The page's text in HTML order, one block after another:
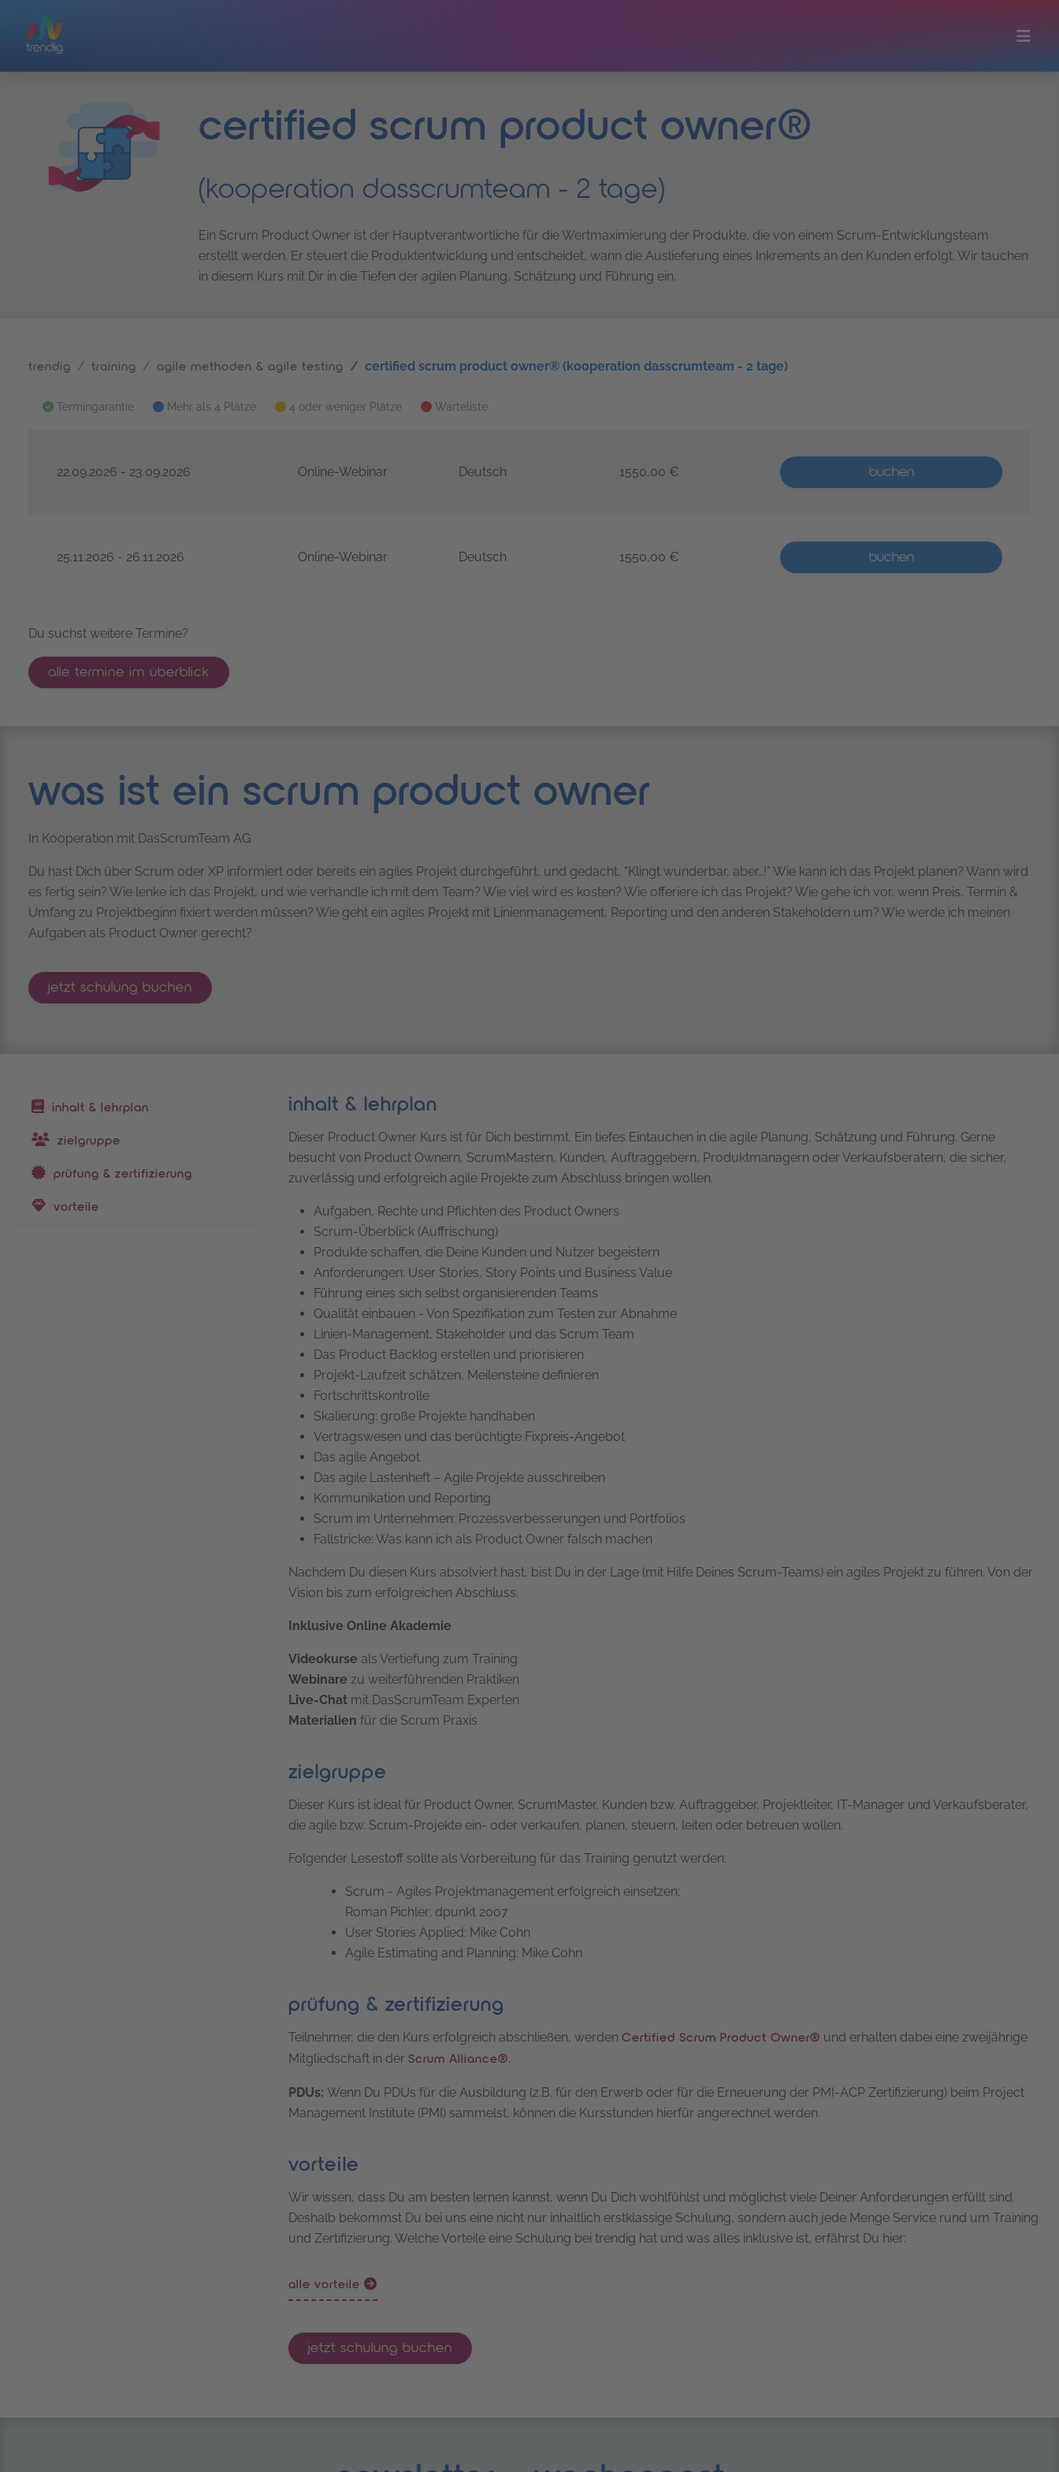
certified scrum product owner®
(kooperation dasscrumteam - 2 tage)
Ein Scrum Product Owner ist der Hauptverantwortliche für die Wertmaximierung der Produkte, die von einem Scrum-Entwicklungsteam
erstellt werden. Er steuert die Produktentwicklung und entscheidet, wann die Auslieferung eines Inkrements an den Kunden erfolgt. Wir tauchen
in diesem Kurs mit Dir in die Tiefen der agilen Planung, Schätzung und Führung ein.
trendig training agile methoden & agile testing certified scrum product owner® (kooperation dasscrumteam - 2 tage)
Termingarantie Mehr als 4 Plätze 4 oder weniger Plätze Warteliste
Certified Scrum Product Owner® – Kooperation DasScrumTeam - 2 Tage
22.09.2026 - 23.09.2026 Online-Webinar Deutsch 1550,00 € Mehr als 5 Plätze verfügbar
buchen
Certified Scrum Product Owner® – Kooperation DasScrumTeam - 2 Tage
25.11.2026 - 26.11.2026 Online-Webinar Deutsch 1550,00 € Mehr als 5 Plätze verfügbar
buchen
Du suchst weitere Termine?
alle termine im überblick
was ist ein scrum product owner
In Kooperation mit DasScrumTeam AG
Du hast Dich über Scrum oder XP informiert oder bereits ein agiles Projekt durchgeführt, und gedacht, "Klingt wunderbar, aber…!" Wie kann ich das Projekt planen? Wann wird
es fertig sein? Wie lenke ich das Projekt, und wie verhandle ich mit dem Team? Wie viel wird es kosten? Wie offeriere ich das Projekt? Wie gehe ich vor, wenn Preis, Termin &
Umfang zu Projektbeginn fixiert werden müssen? Wie geht ein agiles Projekt mit Linienmanagement, Reporting und den anderen Stakeholdern um? Wie werde ich meinen
Aufgaben als Product Owner gerecht?
jetzt certified scrum product owner®
schulung buchen
inhaltsverzeichnis
inhalt & lehrplan
zielgruppe
prüfung & zertifizierung
vorteile
inhalt & lehrplan
Dieser Product Owner Kurs ist für Dich bestimmt. Ein tiefes Eintauchen in die agile Planung, Schätzung und Führung. Gerne
besucht von Product Ownern, ScrumMastern, Kunden, Auftraggebern, Produktmanagern oder Verkaufsberatern, die sicher,
zuverlässig und erfolgreich agile Projekte zum Abschluss bringen wollen.
Aufgaben, Rechte und Pflichten des Product Owners
Scrum-Überblick (Auffrischung)
Produkte schaffen, die Deine Kunden und Nutzer begeistern
Anforderungen: User Stories, Story Points und Business Value
Führung eines sich selbst organisierenden Teams
Qualität einbauen - Von Spezifikation zum Testen zur Abnahme
Linien-Management, Stakeholder und das Scrum Team
Das Product Backlog erstellen und priorisieren
Projekt-Laufzeit schätzen, Meilensteine definieren
Fortschrittskontrolle
Skalierung: große Projekte handhaben
Vertragswesen und das berüchtigte Fixpreis-Angebot
Das agile Angebot
Das agile Lastenheft – Agile Projekte ausschreiben
Kommunikation und Reporting
Scrum im Unternehmen: Prozessverbesserungen und Portfolios
Fallstricke: Was kann ich als Product Owner falsch machen
Nachdem Du diesen Kurs absolviert hast, bist Du in der Lage (mit Hilfe Deines Scrum-Teams) ein agiles Projekt zu führen. Von der
Vision bis zum erfolgreichen Abschluss.
Inklusive Online Akademie
Videokurse als Vertiefung zum Training
Webinare zu weiterführenden Praktiken
Live-Chat mit DasScrumTeam Experten
Materialien für die Scrum Praxis
zielgruppe
Dieser Kurs ist ideal für Product Owner, ScrumMaster, Kunden bzw. Auftraggeber, Projektleiter, IT-Manager und Verkaufsberater,
die agile bzw. Scrum-Projekte ein- oder verkaufen, planen, steuern, leiten oder betreuen wollen.
Folgender Lesestoff sollte als Vorbereitung für das Training genutzt werden:
Scrum - Agiles Projektmanagement erfolgreich einsetzen;
Roman Pichler; dpunkt 2007
User Stories Applied; Mike Cohn
Agile Estimating and Planning; Mike Cohn
prüfung & zertifizierung
Teilnehmer, die den Kurs erfolgreich abschließen, werden Certified Scrum Product Owner® und erhalten dabei eine zweijährige
Mitgliedschaft in der Scrum Alliance®.
PDUs: Wenn Du PDUs für die Ausbildung (z.B. für den Erwerb oder für die Erneuerung der PMI-ACP Zertifizierung) beim Project
Management Institute (PMI) sammelst, können die Kursstunden hierfür angerechnet werden.
vorteile
Wir wissen, dass Du am besten lernen kannst, wenn Du Dich wohlfühlst und möglichst viele Deiner Anforderungen erfüllt sind.
Deshalb bekommst Du bei uns eine nicht nur inhaltlich erstklassige Schulung, sondern auch jede Menge Service rund um Training
und Zertifizierung. Welche Vorteile eine Schulung bei trendig hat und was alles inklusive ist, erfährst Du hier:
alle vorteile
jetzt schulung buchen